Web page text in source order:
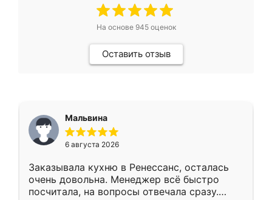
На основе 945оценок
Оставить отзыв
Мальвина
6 августа 2026
Заказывала кухню в Ренессанс, осталась
очень довольна. Менеджер всё быстро
посчитала, на вопросы отвечала сразу.